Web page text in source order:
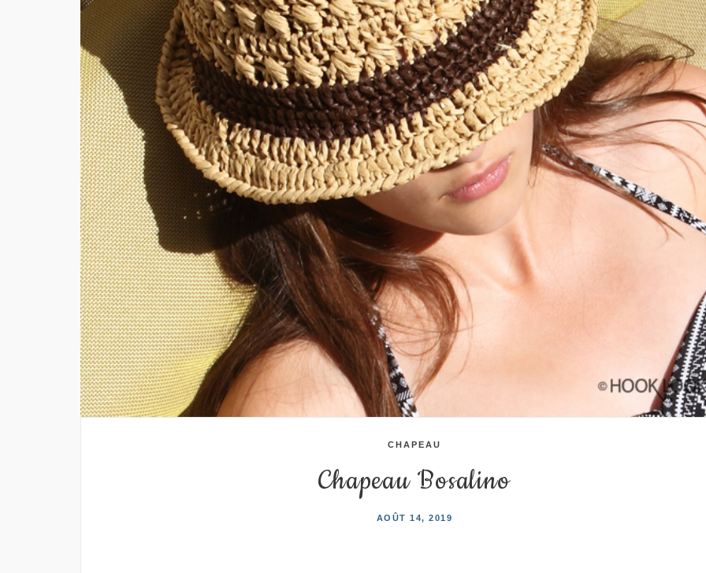
CHAPEAU
Chapeau Bosalino
AOÛT 14, 2019